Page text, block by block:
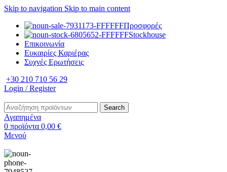
Skip to navigation Skip to main content
Προσφορές
Stockhouse
Επικοινωνία
Ευκαιρίες Καριέρας
Συχνές Ερωτήσεις
+30 210 710 56 29
Login / Register
Search
Αγαπημένα
0 προϊόντα 0,00 €
Μενού